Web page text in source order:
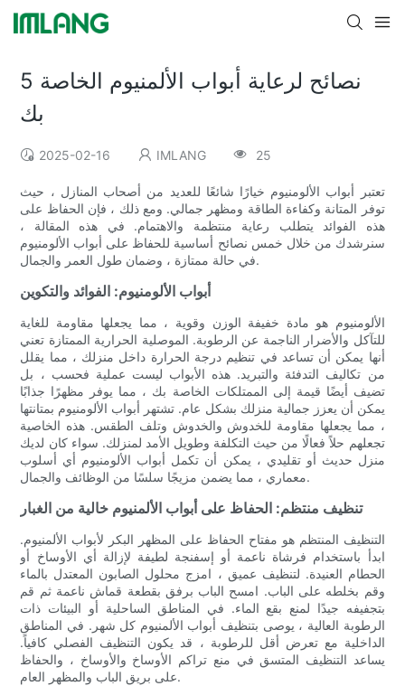
5 نصائح لرعاية أبواب الألمنيوم الخاصة
بك
2025-02-16 IMLANG 25
تعتبر أبواب الألومنيوم خيارًا شائعًا للعديد من أصحاب المنازل ، حيث
توفر المتانة وكفاءة الطاقة ومظهر جمالي. ومع ذلك ، فإن الحفاظ على
هذه الفوائد يتطلب رعاية منتظمة والاهتمام. في هذه المقالة ،
سنرشدك من خلال خمس نصائح أساسية للحفاظ على أبواب الألومنيوم
في حالة ممتازة ، وضمان طول العمر والجمال.
أبواب الألومنيوم: الفوائد والتكوين
الألومنيوم هو مادة خفيفة الوزن وقوية ، مما يجعلها مقاومة للغاية
للتآكل والأضرار الناجمة عن الرطوبة. الموصلية الحرارية الممتازة تعني
أنها يمكن أن تساعد في تنظيم درجة الحرارة داخل منزلك ، مما يقلل
من تكاليف التدفئة والتبريد. هذه الأبواب ليست عملية فحسب ، بل
تضيف أيضًا قيمة إلى الممتلكات الخاصة بك ، مما يوفر مظهرًا جذابًا
يمكن أن يعزز جمالية منزلك بشكل عام. تشتهر أبواب الألومنيوم بمتانتها
، مما يجعلها مقاومة للخدوش والخدوش وتلف الطقس. هذه الخاصية
تجعلهم حلاً فعالًا من حيث التكلفة وطويل الأمد لمنزلك. سواء كان لديك
منزل حديث أو تقليدي ، يمكن أن تكمل أبواب الألومنيوم أي أسلوب
معماري ، مما يضمن مزيجًا سلسًا من الوظائف والجمال.
تنظيف منتظم: الحفاظ على أبواب الألمنيوم خالية من الغبار
التنظيف المنتظم هو مفتاح الحفاظ على المظهر البكر لأبواب الألمنيوم.
ابدأ باستخدام فرشاة ناعمة أو إسفنجة لطيفة لإزالة أي الأوساخ أو
الحطام العنيدة. لتنظيف عميق ، امزج محلول الصابون المعتدل بالماء
وقم بخلطه على الباب. امسح الباب برفق بقطعة قماش ناعمة ثم قم
بتجفيفه جيدًا لمنع بقع الماء. في المناطق الساحلية أو البيئات ذات
الرطوبة العالية ، يوصى بتنظيف أبواب الألمنيوم كل شهر. في المناطق
الداخلية مع تعرض أقل للرطوبة ، قد يكون التنظيف الفصلي كافياً.
يساعد التنظيف المتسق في منع تراكم الأوساخ والأوساخ ، والحفاظ
على بريق الباب والمظهر العام.